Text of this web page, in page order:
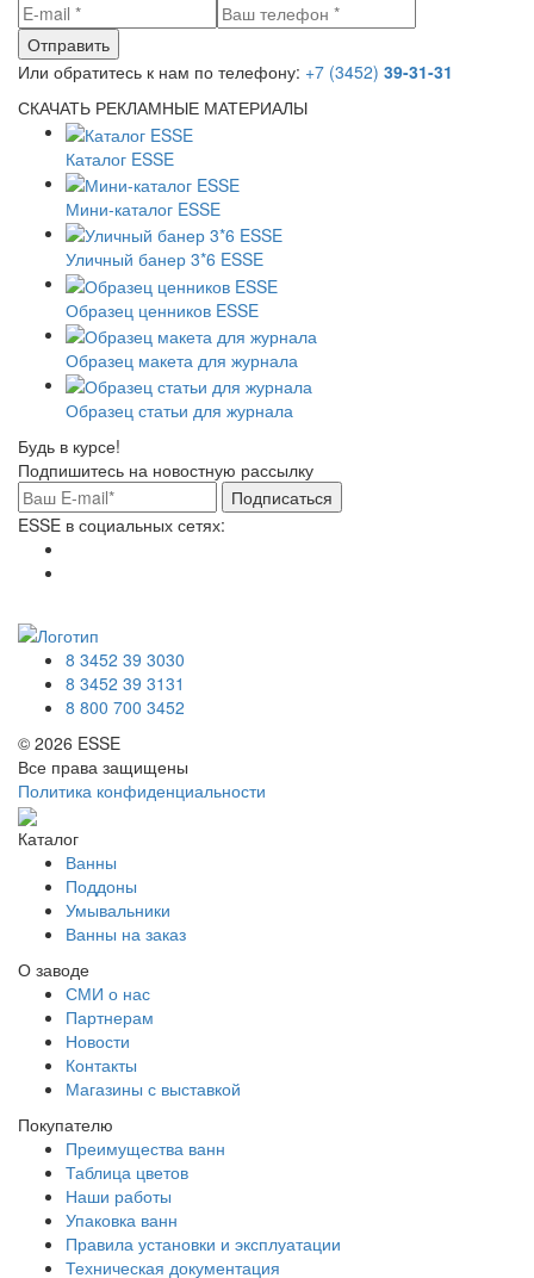
Или обратитесь к нам по телефону: +7 (3452) 39-31-31
СКАЧАТЬ РЕКЛАМНЫЕ МАТЕРИАЛЫ
Каталог ESSE
Мини-каталог ESSE
Уличный банер 3*6 ESSE
Образец ценников ESSE
Образец макета для журнала
Образец статьи для журнала
Будь в курсе!
Подпишитесь на новостную рассылку
Подписаться
ESSE в социальных сетях:
8 3452 39 3030
8 3452 39 3131
8 800 700 3452
© 2026 ESSE
Все права защищены
Политика конфиденциальности
Каталог
Ванны
Поддоны
Умывальники
Ванны на заказ
О заводе
СМИ о нас
Партнерам
Новости
Контакты
Магазины с выставкой
Покупателю
Преимущества ванн
Таблица цветов
Наши работы
Упаковка ванн
Правила установки и эксплуатации
Техническая документация